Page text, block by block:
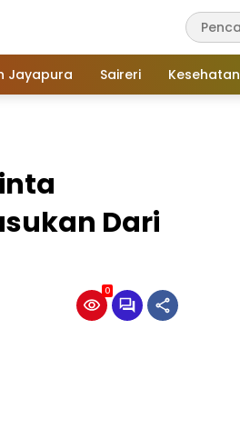
Jayapura Saireri Kesehatan
Dari
0